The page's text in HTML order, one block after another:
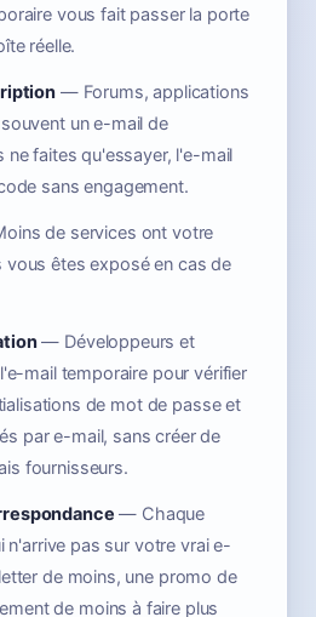
vous fait passer la porte
réelle.
— Forums, applications
un e-mail de
ne faites qu'essayer, l'e-mail
sans engagement.
de services ont votre
vous êtes exposé en cas de
— Développeurs et
mail temporaire pour vérifier
de mot de passe et
par e-mail, sans créer de
fournisseurs.
— Chaque
n'arrive pas sur votre vrai e-
de moins, une promo de
de moins à faire plus